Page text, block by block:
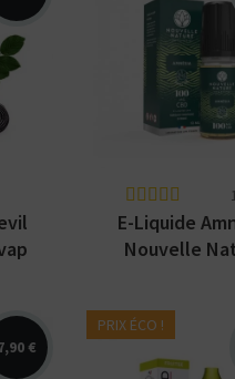
50
Arômes :
agrumes. E-
CBD / CBN
Nature.
10 ml avec 1%,
E-Liquide
Nouvelle
€
PRIX ÉCO !